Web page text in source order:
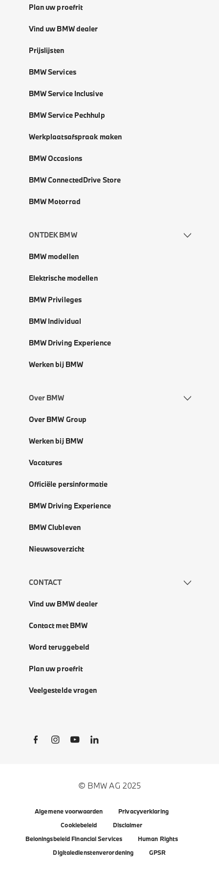
Plan uw proefrit
Vind uw BMW dealer
Prijslijsten
BMW Services
BMW Service Inclusive
BMW Service Pechhulp
Werkplaatsafspraak maken
BMW Occasions
BMW ConnectedDrive Store
BMW Motorrad
ONTDEK BMW
BMW modellen
Elektrische modellen
BMW Privileges
BMW Individual
BMW Driving Experience
Werken bij BMW
Over BMW
Over BMW Group
Werken bij BMW
Vacatures
Officiële persinformatie
BMW Driving Experience
BMW Clubleven
Nieuwsoverzicht
CONTACT
Vind uw BMW dealer
Contact met BMW
Word teruggebeld
Plan uw proefrit
Veelgestelde vragen
Social Links
© BMW AG 2025
Algemene voorwaarden
Privacyverklaring
Cookiebeleid
Disclaimer
Beloningsbeleid Financial Services
Human Rights
Digitaledienstenverordening
GPSR